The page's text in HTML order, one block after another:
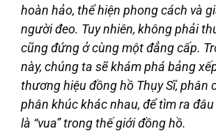
hoàn hảo, thể hiện phong cách và
người đeo. Tuy nhiên, không phải
cũng đứng ở cùng một đẳng cấp.
này, chúng ta sẽ khám phá bảng
thương hiệu đồng hồ Thụy Sĩ, phân
phân khúc khác nhau, để tìm ra
là “vua” trong thế giới đồng hồ.